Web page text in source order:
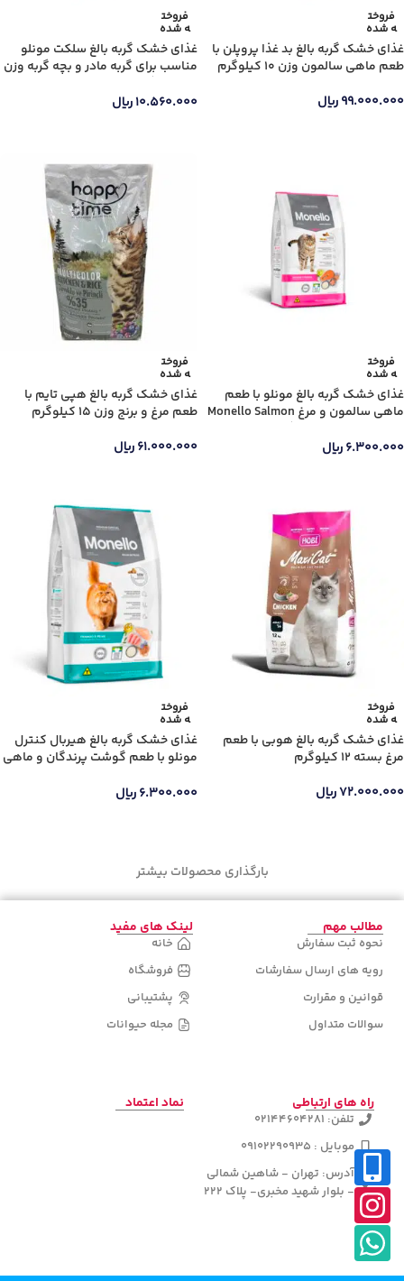
فروخت
ه شده
غذای خشک گربه بالغ بد غذا پروپلن با
طعم ماهی سالمون وزن 10 کیلوگرم
۹۹.۰۰۰.۰۰۰ریال
فروخت
ه شده
غذای خشک گربه بالغ سلکت مونلو
مناسب برای گربه مادر و بچه گربه وزن
۱۰.۵۶۰.۰۰۰ریال
فروخت
ه شده
غذای خشک گربه بالغ مونلو با طعم
ماهی سالمون و مرغ Monello Salmon
۶.۳۰۰.۰۰۰ریال
فروخت
ه شده
غذای خشک گربه بالغ هپی تایم با
طعم مرغ و برنج وزن 15 کیلوگرم
۶۱.۰۰۰.۰۰۰ریال
فروخت
ه شده
غذای خشک گربه بالغ هوبی با طعم
مرغ بسته 12 کیلوگرم
۷۲.۰۰۰.۰۰۰ریال
فروخت
ه شده
غذای خشک گربه بالغ هیربال کنترل
مونلو با طعم گوشت پرندگان و ماهی
۶.۳۰۰.۰۰۰ریال
بارگذاری محصولات بیشتر
مطالب مهم
نحوه ثبت سفارش
رویه های ارسال سفارشات
قوانین و مقرارت
سوالات متداول
لینک های مفید
خانه
فروشگاه
پشتیبانی
مجله حیوانات
راه های ارتباطی
تلفن: 02144604281
موبایل : 09102290935
آدرس: تهران - شاهین شمالی
- بلوار شهید مخبری- پلاک 222
نماد اعتماد